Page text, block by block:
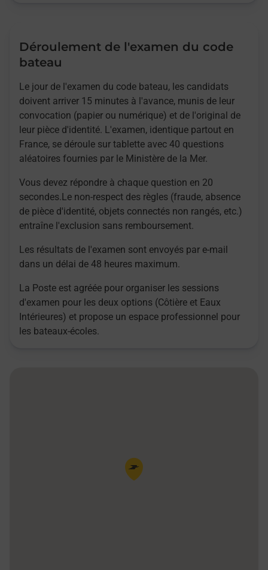
Déroulement de l'examen du code
bateau
Le jour de l'examen du code bateau, les candidats
doivent arriver 15 minutes à l'avance, munis de leur
convocation (papier ou numérique) et de l'original de
leur pièce d'identité. L'examen, identique partout en
France, se déroule sur tablette avec 40 questions
aléatoires fournies par le Ministère de la Mer.
Vous devez répondre à chaque question en 20
secondes.Le non-respect des règles (fraude, absence
de pièce d'identité, objets connectés non rangés, etc.)
entraîne l'exclusion sans remboursement.
Les résultats de l'examen sont envoyés par e-mail
dans un délai de 48 heures maximum.
La Poste est agréée pour organiser les sessions
d'examen pour les deux options (Côtière et Eaux
Intérieures) et propose un espace professionnel pour
les bateaux-écoles.
Pin de la carte